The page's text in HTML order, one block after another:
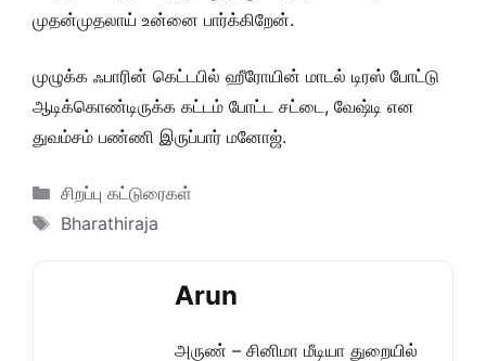
முதன்முதலாய் உன்னை பார்க்கிறேன்.
முழுக்க ஃபாரின் கெட்டபில் ஹீரோயின் மாடல் டிரஸ் போட்டு
ஆடிக்கொண்டிருக்க கட்டம் போட்ட சட்டை, வேஷ்டி என
துவம்சம் பண்ணி இருப்பார் மனோஜ்.
Categories
சிறப்பு கட்டுரைகள்
Tags
Bharathiraja
Arun
அருண் – சினிமா மீடியா துறையில்